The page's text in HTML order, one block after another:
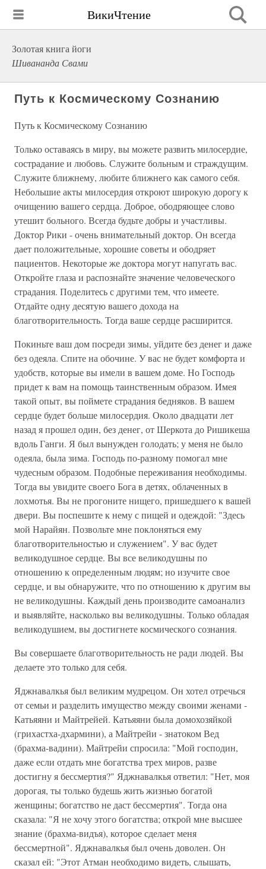
ВикиЧтение
Золотая книга йоги
Шивананда Свами
Путь к Космическому Сознанию
Путь к Космическому Сознанию
Только оставаясь в миру, вы можете развить милосердие,
сострадание и любовь. Служите больным и страждущим.
Служите ближнему, любите ближнего как самого себя.
Небольшие акты милосердия откроют широкую дорогу к
очищению вашего сердца. Доброе, ободряющее слово
утешит больного. Всегда будьте добры и участливы.
Доктор Рики - очень внимательный доктор. Он всегда
дает положительные, хорошие советы и ободряет
пациентов. Некоторые же доктора могут напугать вас.
Откройте глаза и распознайте значение человеческого
страдания. Поделитесь с другими тем, что имеете.
Отдайте одну десятую вашего дохода на
благотворительность. Тогда ваше сердце расширится.
Покиньте ваш дом посреди зимы, уйдите без денег и даже
без одеяла. Спите на обочине. У вас не будет комфорта и
удобств, которые вы имели в вашем доме. Но Господь
придет к вам на помощь таинственным образом. Имея
такой опыт, вы поймете страдания бедняков. В вашем
сердце будет больше милосердия. Около двадцати лет
назад я прошел один, без денег, от Шеркота до Ришикеша
вдоль Ганги. Я был вынужден голодать; у меня не было
одеяла, была зима. Господь по-разному помогал мне
чудесным образом. Подобные переживания необходимы.
Тогда вы увидите своего Бога в детях, облаченных в
лохмотья. Вы не прогоните нищего, пришедшего к вашей
двери. Вы поспешите к нему с пищей и одеждой: "Здесь
мой Нарайян. Позвольте мне поклоняться ему
благотворительностью и служением". У вас будет
великодушное сердце. Вы все великодушны по
отношению к определенным людям; но изучите свое
сердце, и вы обнаружите, что по отношению к другим вы
не великодушны. Каждый день производите самоанализ
и выявляйте, насколько вы великодушны. Только обладая
великодушием, вы достигнете космического сознания.
Вы совершаете благотворительность не ради людей. Вы
делаете это только для себя.
Яджнавалкья был великим мудрецом. Он хотел отречься
от семьи и разделить имущество между своими женами -
Катьяяни и Майтрейей. Катьяяни была домохозяйкой
(грихастха-дхармини), а Майтрейи - знатоком Вед
(брахма-вадини). Майтрейи спросила: "Мой господин,
даже если отдать мне богатства трех миров, разве
достигну я бессмертия?" Яджнавалкья ответил: "Нет, моя
дорогая, ты только будешь жить жизнью богатой
женщины; богатство не даст бессмертия". Тогда она
сказала: "Я не хочу этого богатства; открой мне высшее
знание (брахма-видъя), которое сделает меня
бессмертной". Яджнавалкья был очень доволен. Он
сказал ей: "Этот Атман необходимо видеть, слышать,